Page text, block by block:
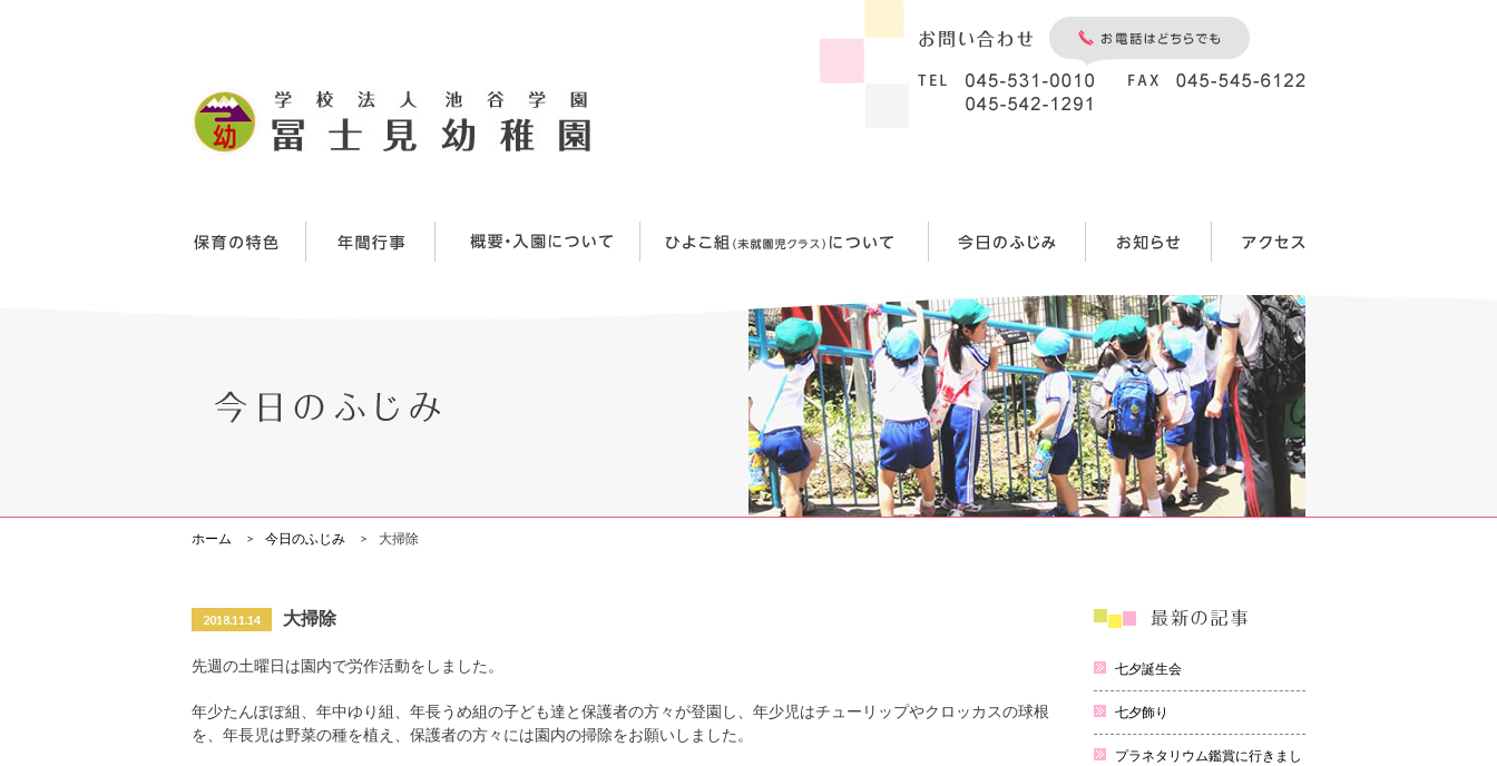
ホーム 今日のふじみ 大掃除
2018.11.14 大掃除
先週の土曜日は園内で労作活動をしました。
年少たんぽぽ組、年中ゆり組、年長うめ組の子ども達と保護者の方々が登園し、年少児はチューリップやクロッカスの球根
を、年長児は野菜の種を植え、保護者の方々には園内の掃除をお願いしました。
七夕誕生会
七夕飾り
プラネタリウム鑑賞に行きまし